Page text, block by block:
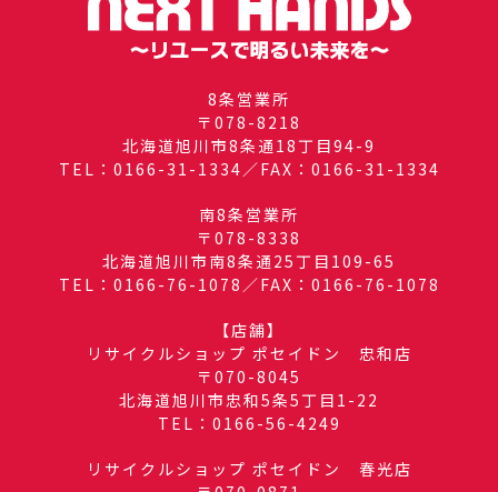
8条営業所
〒078-8218
北海道旭川市8条通18丁目94-9
TEL：0166-31-1334／FAX：0166-31-1334
南8条営業所
〒078-8338
北海道旭川市南8条通25丁目109-65
TEL：0166-76-1078／FAX：0166-76-1078
【店舗】
リサイクルショップ ポセイドン 忠和店
〒070-8045
北海道旭川市忠和5条5丁目1-22
TEL：0166-56-4249
リサイクルショップ ポセイドン 春光店